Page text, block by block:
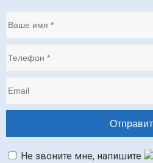
Не звоните мне, напишите